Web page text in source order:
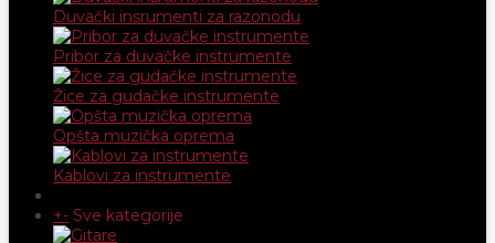
Duvački insrumenti za razonodu
Pribor za duvačke instrumente
Žice za gudačke instrumente
Opšta muzička oprema
Kablovi za instrumente
+- Sve kategorije